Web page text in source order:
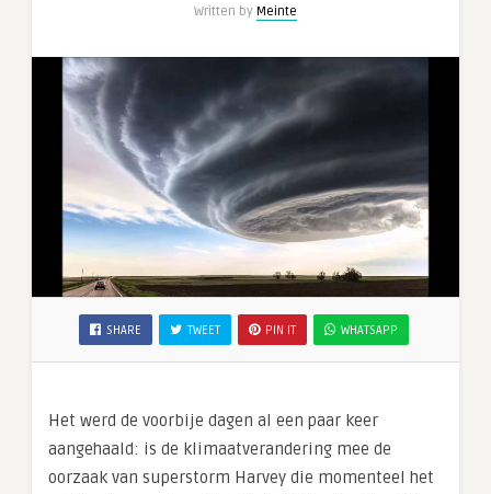
Written by Meinte
SHARE TWEET PIN IT WHATSAPP
Het werd de voorbije dagen al een paar keer
aangehaald: is de klimaatverandering mee de
oorzaak van superstorm Harvey die momenteel het